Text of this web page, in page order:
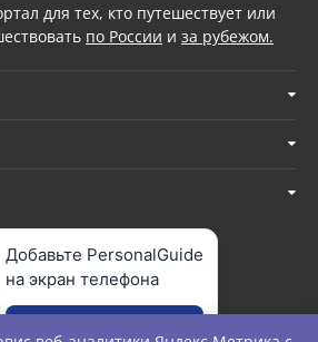
для тех, кто путешествует или
по России и за рубежом.
Добавьте PersonalGuide
на экран телефона